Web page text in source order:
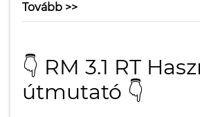
Tovább >>
👇 RM 3.1 RT
útmutató 👇